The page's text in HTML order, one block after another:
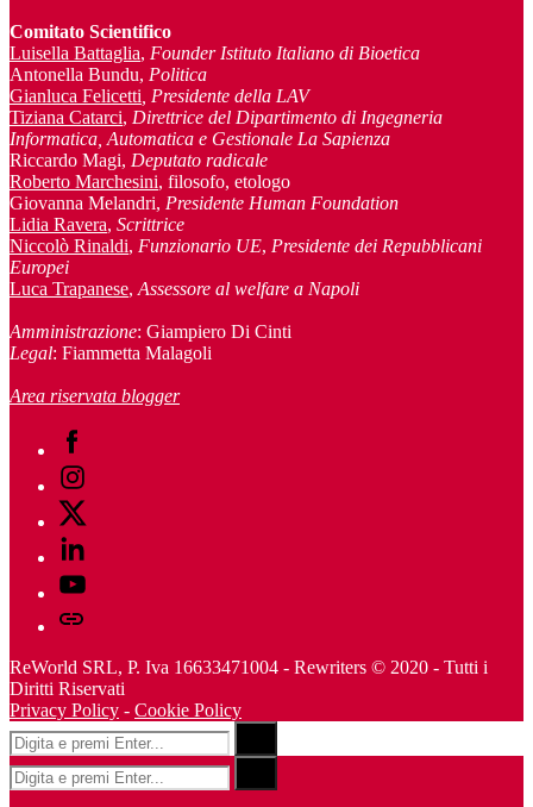
Comitato Scientifico
Luisella Battaglia, Founder Istituto Italiano di Bioetica
Antonella Bundu, Politica
Gianluca Felicetti , Presidente della LAV
Tiziana Catarci, Direttrice del Dipartimento di Ingegneria
Informatica, Automatica e Gestionale La Sapienza
Riccardo Magi, Deputato radicale
Roberto Marchesini, filosofo, etologo
Giovanna Melandri, Presidente Human Foundation
Lidia Ravera, Scrittrice
Niccolò Rinaldi, Funzionario UE, Presidente dei Repubblicani
Europei
Luca Trapanese, Assessore al welfare a Napoli
Amministrazione: Giampiero Di Cinti
Legal: Fiammetta Malagoli
Area riservata blogger
Facebook
Instagram
Twitter
Linkedin
Youtube
Telegram
ReWorld SRL, P. Iva 16633471004 - Rewriters © 2020 - Tutti i
Diritti Riservati
Privacy Policy - Cookie Policy
Risultati
per:
Risultati
per: